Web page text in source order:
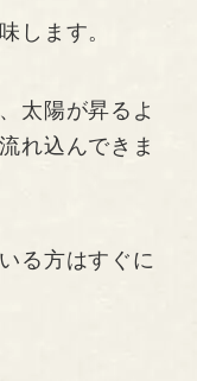
します。
太陽が昇るよ
れ込んできま
る方はすぐに